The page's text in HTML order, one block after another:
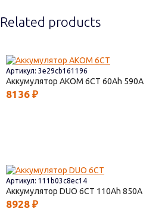
Related products
Артикул: 3e29cb161196
Аккумулятор AКОМ 6СТ 60 590
8136 ₽
Артикул: 111b03c8ec14
Аккумулятор DUO 6СТ 110 850
8928 ₽